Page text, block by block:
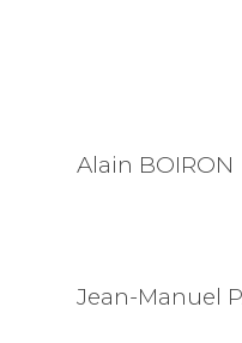
Alain BOIRON
Jean-Manuel